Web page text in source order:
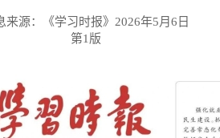
来源：
《学习时报》2026年5月6日
第1版